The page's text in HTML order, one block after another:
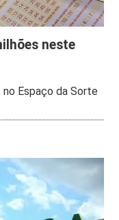
neste
Espaço da Sorte